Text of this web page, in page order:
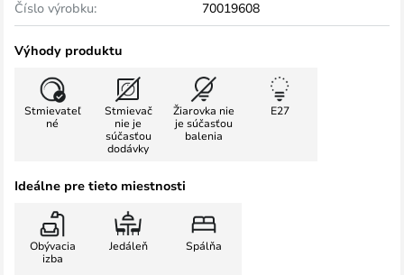
Číslo výrobku:
70019608
Výhody produktu
Stmievateľ
né
Stmievač
nie je
súčasťou
dodávky
Žiarovka nie
je súčasťou
balenia
E27
Ideálne pre tieto miestnosti
Obývacia
izba
Jedáleň Spálňa